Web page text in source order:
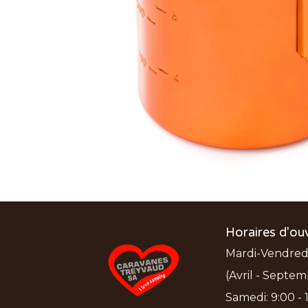
Horaires
Mardi-
(Avril -
Samedi: 9:00 -